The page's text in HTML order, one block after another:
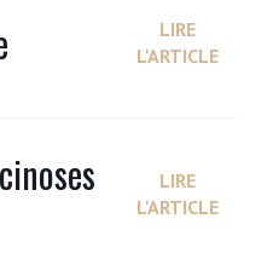
LIRE
L'ARTICLE
LIRE
L'ARTICLE